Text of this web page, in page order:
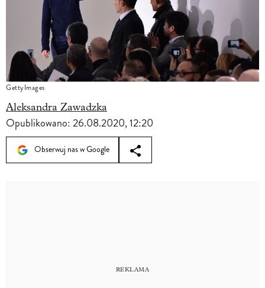
GettyImages
Aleksandra Zawadzka
Opublikowano:26.08.2020, 12:20
Obserwuj nas w Google